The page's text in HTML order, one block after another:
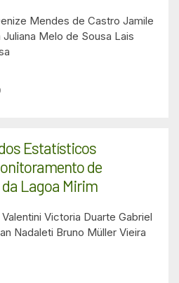
Mendes de Castro Jamile
Juliana Melo de Sousa Lais
Estatísticos
de
Lagoa Mirim
Victoria Duarte Gabriel
Nadaleti Bruno Müller Vieira